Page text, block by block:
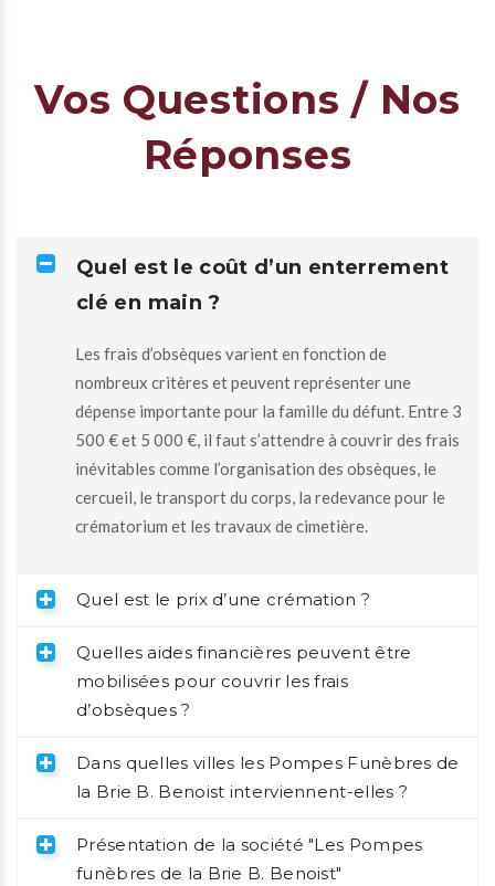
Vos Questions / Nos
Réponses
Quel est le coût d’un enterrement
clé en main ?
Les frais d’obsèques varient en fonction de
nombreux critères et peuvent représenter une
dépense importante pour la famille du défunt. Entre 3
500 € et 5 000 €, il faut s’attendre à couvrir des frais
inévitables comme l’organisation des obsèques, le
cercueil, le transport du corps, la redevance pour le
crématorium et les travaux de cimetière.
Quel est le prix d’une crémation ?
Quelles aides financières peuvent être
mobilisées pour couvrir les frais
d’obsèques ?
Dans quelles villes les Pompes Funèbres de
la Brie B. Benoist interviennent-elles ?
Présentation de la société "Les Pompes
funèbres de la Brie B. Benoist"